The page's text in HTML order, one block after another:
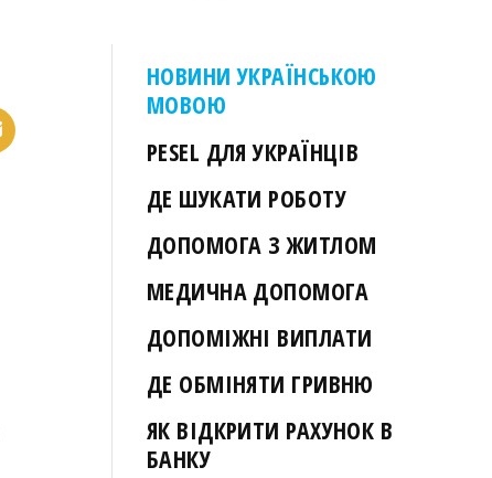
НОВИНИ УКРАЇНСЬКОЮ
МОВОЮ
PESEL ДЛЯ УКРАЇНЦІВ
ДЕ ШУКАТИ РОБОТУ
ДОПОМОГА З ЖИТЛОМ
МЕДИЧНА ДОПОМОГА
ДОПОМІЖНІ ВИПЛАТИ
ДЕ ОБМІНЯТИ ГРИВНЮ
ЯК ВІДКРИТИ РАХУНОК В
БАНКУ